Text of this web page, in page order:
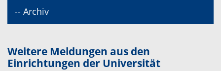
-- Archiv
Weitere Meldungen aus den
Einrichtungen der Universität